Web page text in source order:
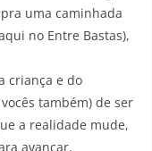
uma caminhada
no Entre Bastas),
criança e do
também) de ser
a realidade mude,
avançar.